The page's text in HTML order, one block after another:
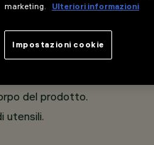
del prodotto.
utensili.
marketing.
Ulteriori informazioni
Impostazioni cookie